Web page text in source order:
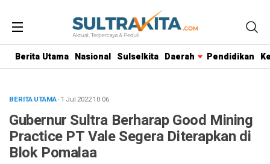
Berita Utama Nasional Sulselkita Daerah Pendidikan
BERITA UTAMA· 1 Jul 202210:06
Gubernur Sultra Berharap Good Mining
Practice PT Vale Segera Diterapkan di
Blok Pomalaa